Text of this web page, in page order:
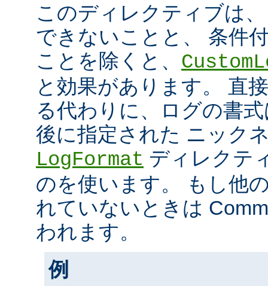
このディレクティブは
できないことと、 条件
ことを除くと、
と効果があります。 直
る代わりに、ログの書
後に指定された ニック
LogFormat ディレクテ
のを使います。 もし他
れていないときは
われます。
例